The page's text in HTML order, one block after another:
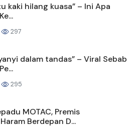
kaki hilang kuasa” – Ini Apa
297
dalam tandas” – Viral Sebab
295
MOTAC, Premis
Berdepan D...